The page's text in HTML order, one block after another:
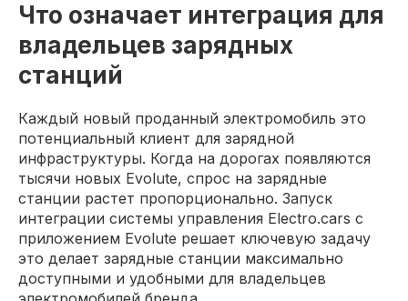
Что означает интеграция для
владельцев зарядных
станций
Каждый новый проданный электромобиль это
потенциальный клиент для зарядной
инфраструктуры. Когда на дорогах появляются
тысячи новых Evolute, спрос на зарядные
станции растет пропорционально. Запуск
интеграции системы управления Electro.cars с
приложением Evolute решает ключевую задачу
это делает зарядные станции максимально
доступными и удобными для владельцев